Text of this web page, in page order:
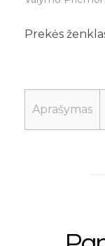
Prekės
Aprašymas